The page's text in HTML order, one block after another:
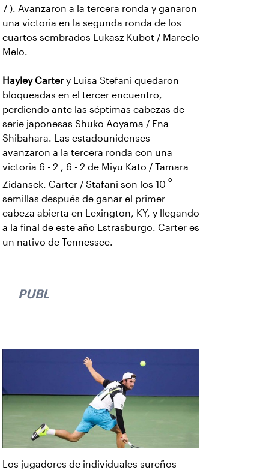
7 ). Avanzaron a la tercera ronda y ganaron
una victoria en la segunda ronda de los
cuartos sembrados Lukasz Kubot / Marcelo
Melo.
Hayley Carter y Luisa Stefani quedaron
bloqueadas en el tercer encuentro,
perdiendo ante las séptimas cabezas de
serie japonesas Shuko Aoyama / Ena
Shibahara. Las estadounidenses
avanzaron a la tercera ronda con una
victoria 6 - 2 , 6 - 2 de Miyu Kato / Tamara
Zidansek. Carter / Stafani son los 10 º
semillas después de ganar el primer
cabeza abierta en Lexington, KY, y llegando
a la final de este año Estrasburgo. Carter es
un nativo de Tennessee.
PUBLICIDAD
Los jugadores de individuales sureños